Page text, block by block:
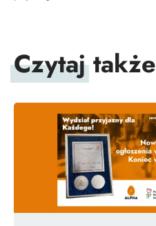
Czytajtakże